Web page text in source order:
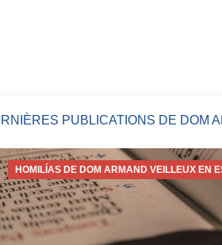
PUBLICATIONS DE DOM
HOMILÍAS DE DOM ARMAND VEILLEUX EN